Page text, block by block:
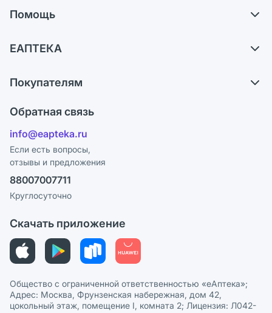
Помощь
Обмен и возврат
Блог
ЕАПТЕКА
Карьера
Поставщики
Лицензия
Реклама на сайте
Ваши товары на ЕАПТЕКЕ
Покупателям
Программа СберСпасибо
Политика конфиденциальности
Пользовательское соглашение
Политика рекомендаций
Этика и соответствие
Политика в отношении обработки персональных данных
Обратная связь
info@eapteka.ru
Если есть вопросы,
отзывы и предложения
88007007711
Круглосуточно
Скачать приложение
Общество с ограниченной ответственностью «еАптека»;
Адрес: Москва, Фрунзенская набережная, дом 42,
цокольный этаж, помещение I, комната 2; Лицензия: Л042-